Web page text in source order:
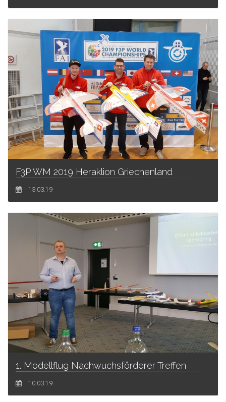
F3P WM 2019 Heraklion Griechenland
13.03.19
1. Modellflug Nachwuchsförderer Treffen
10.03.19